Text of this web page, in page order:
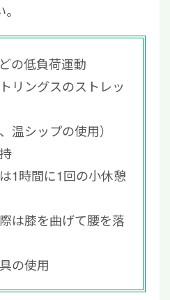
の低負荷運動
リングスのストレッ
温シップの使用）
1時間に1回の小休憩
は膝を曲げて腰を落
の使用